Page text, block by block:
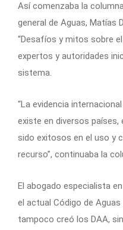
Así comenzaba la
general de Aguas, Matías
“Desafíos y mitos sobre el
expertos y autoridades
sistema.
“La evidencia
existe en diversos países,
sido exitosos en el uso y
recurso”, continuaba la
El abogado especialista
el actual Código de
tampoco creó los DAA,